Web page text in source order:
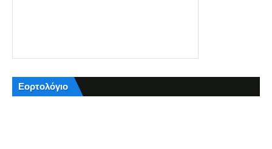
Εορτολόγιο